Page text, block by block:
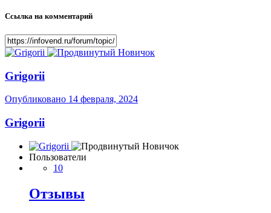
Ссылка на комментарий
Grigorii
Опубликовано 14 февраля, 2024
Grigorii
Пользователи
10
Отзывы